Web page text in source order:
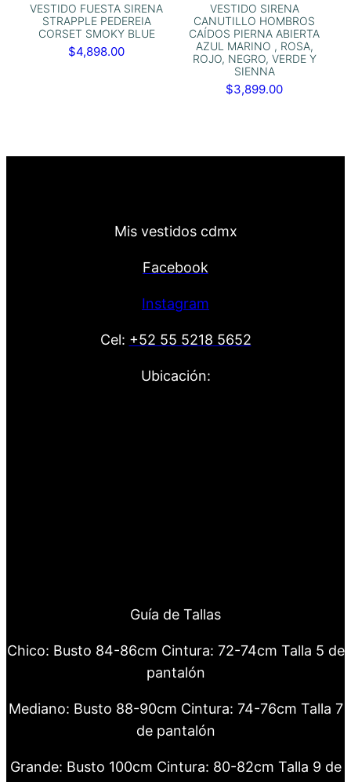
VESTIDO FUESTA SIRENA
STRAPPLE PEDEREIA
CORSET SMOKY BLUE
$4,898.00
VESTIDO SIRENA
CANUTILLO HOMBROS
CAÍDOS PIERNA ABIERTA
AZUL MARINO , ROSA,
ROJO, NEGRO, VERDE Y
SIENNA
$3,899.00
Mis vestidos cdmx
Facebook
Instagram
Cel: +52 55 5218 5652
Ubicación:
Guía de Tallas
Chico: Busto 84-86cm Cintura: 72-74cm Talla 5 de
pantalón
Mediano: Busto 88-90cm Cintura: 74-76cm Talla 7
de pantalón
Grande: Busto 100cm Cintura: 80-82cm Talla 9 de